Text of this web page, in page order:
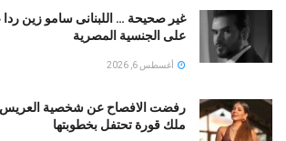
غير صحيحة … اللبنانى سامو زين
على الجنسية المصرية
أغسطس 6, 2026
رفضت الافصاح عن شخصية العريس
ملك قورة تحتفل بخطوبتها